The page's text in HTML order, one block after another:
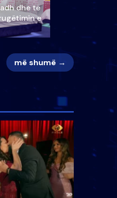
dhe të
e
më shumë →